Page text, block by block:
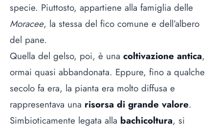
specie. Piuttosto, appartiene alla famiglia delle
Moracee, la stessa del fico comune e dell’albero
del pane.
Quella del gelso, poi, è una coltivazione antica,
ormai quasi abbandonata. Eppure, fino a qualche
secolo fa era, la pianta era molto diffusa e
rappresentava una risorsa di grande valore.
Simbioticamente legata alla bachicoltura, si